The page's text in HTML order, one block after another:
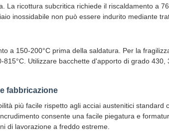
La ricottura subcritica richiede il riscaldamento a
inossidabile non può essere indurito mediante
a 150-200°C prima della saldatura. Per la
815°C. Utilizzare bacchette d'apporto di grado
fabbricazione
più facile rispetto agli acciai austenitici standard
consente una facile piegatura e
di lavorazione a freddo estreme.